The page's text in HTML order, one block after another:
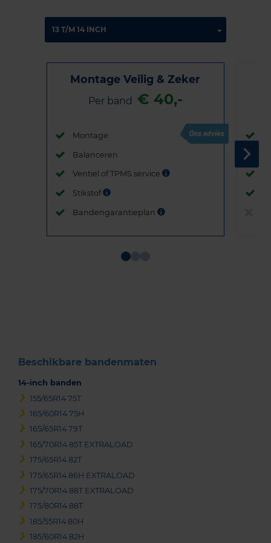
Montage Veilig & Zeker
Per band € 40,-
Montage
Balanceren
Ventiel of TPMS service
Stikstof
Bandengarantieplan
Beschikbare bandenmaten
14-inch banden
155/65R14 75T
165/60R14 75H
165/65R14 79T
165/70R14 85T EXTRALOAD
175/65R14 82T
175/65R14 86H EXTRALOAD
175/70R14 88T EXTRALOAD
175/80R14 88T
185/55R14 80H
185/60R14 82H